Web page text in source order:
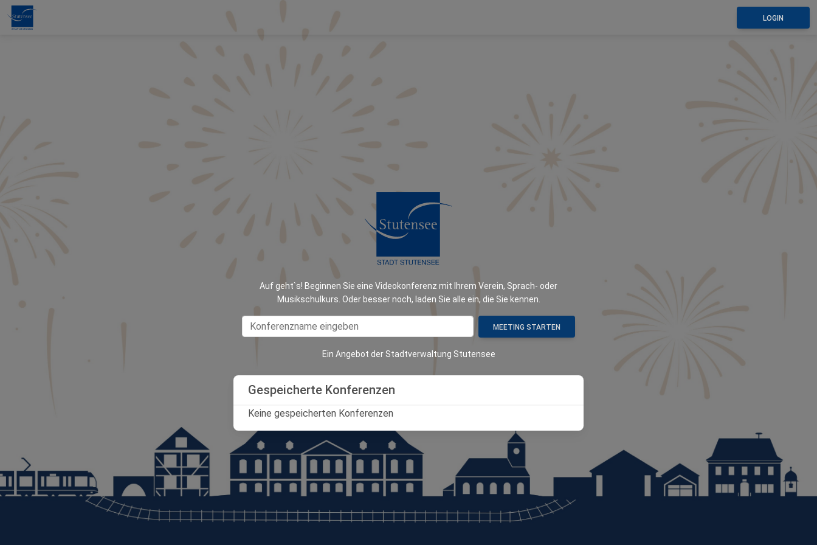
LOGIN
Auf geht`s! Beginnen Sie eine Videokonferenz mit Ihrem Verein, Sprach- oder
Musikschulkurs. Oder besser noch, laden Sie alle ein, die Sie kennen.
MEETING STARTEN
Ein Angebot der Stadtverwaltung Stutensee
Gespeicherte Konferenzen
Keine gespeicherten Konferenzen